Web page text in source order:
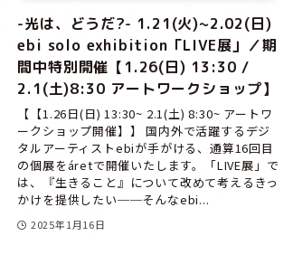
-光は、どうだ?- 1.21(火)~2.02(日)
ebi solo exhibition「LIVE展」／期
間中特別開催【1.26(日) 13:30 /
2.1(土)8:30 アートワークショップ】
【【1.26日(日) 13:30~ 2.1(土) 8:30~ アートワ
ークショップ開催】】 国内外で活躍するデジ
タルアーティストebiが手がける、通算16回目
の個展をáretで開催いたします。「LIVE展」で
は、『生きること』について改めて考えるきっ
かけを提供したい──そんなebi...
2025年1月16日